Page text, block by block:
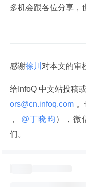
多机会跟各位分享，
感谢徐川 对本文的审
给InfoQ 中文站投稿
ors@cn.infoq.com
，
@丁晓昀 ），微
们。